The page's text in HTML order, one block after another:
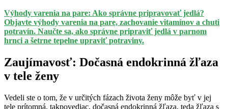
Výhody varenia na pare: Ako správne pripravovať jedlá?
Objavte výhody varenia na pare, zachovanie vitamínov a chuti
potravín. Naučte sa, ako správne pripraviť jedlá v parnom
hrnci a šetrne tepelne upraviť potraviny.
Zaujímavosť: Dočasná endokrinná žľaza
v tele ženy
Vedeli ste o tom, že v určitých fázach života ženy môže byť v jej
tele prítomná, takpovediac, dočasná endokrinná žľaza, teda žľaza s